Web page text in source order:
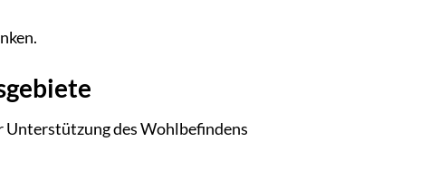
Unterstützung des Wohlbefindens